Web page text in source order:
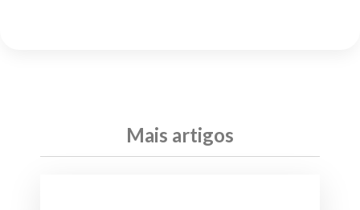
Mais artigos